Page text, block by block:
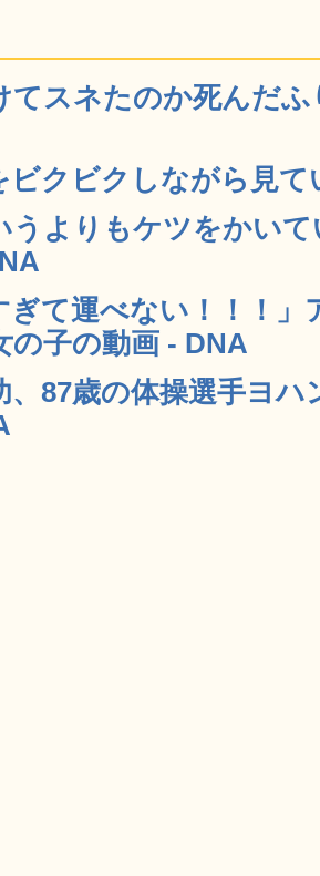
てスネたのか死んだ
ビクビクしながら見
うよりもケツをかい
ぎて運べない！！！
の子の動画 - DNA
、87歳の体操選手ヨ